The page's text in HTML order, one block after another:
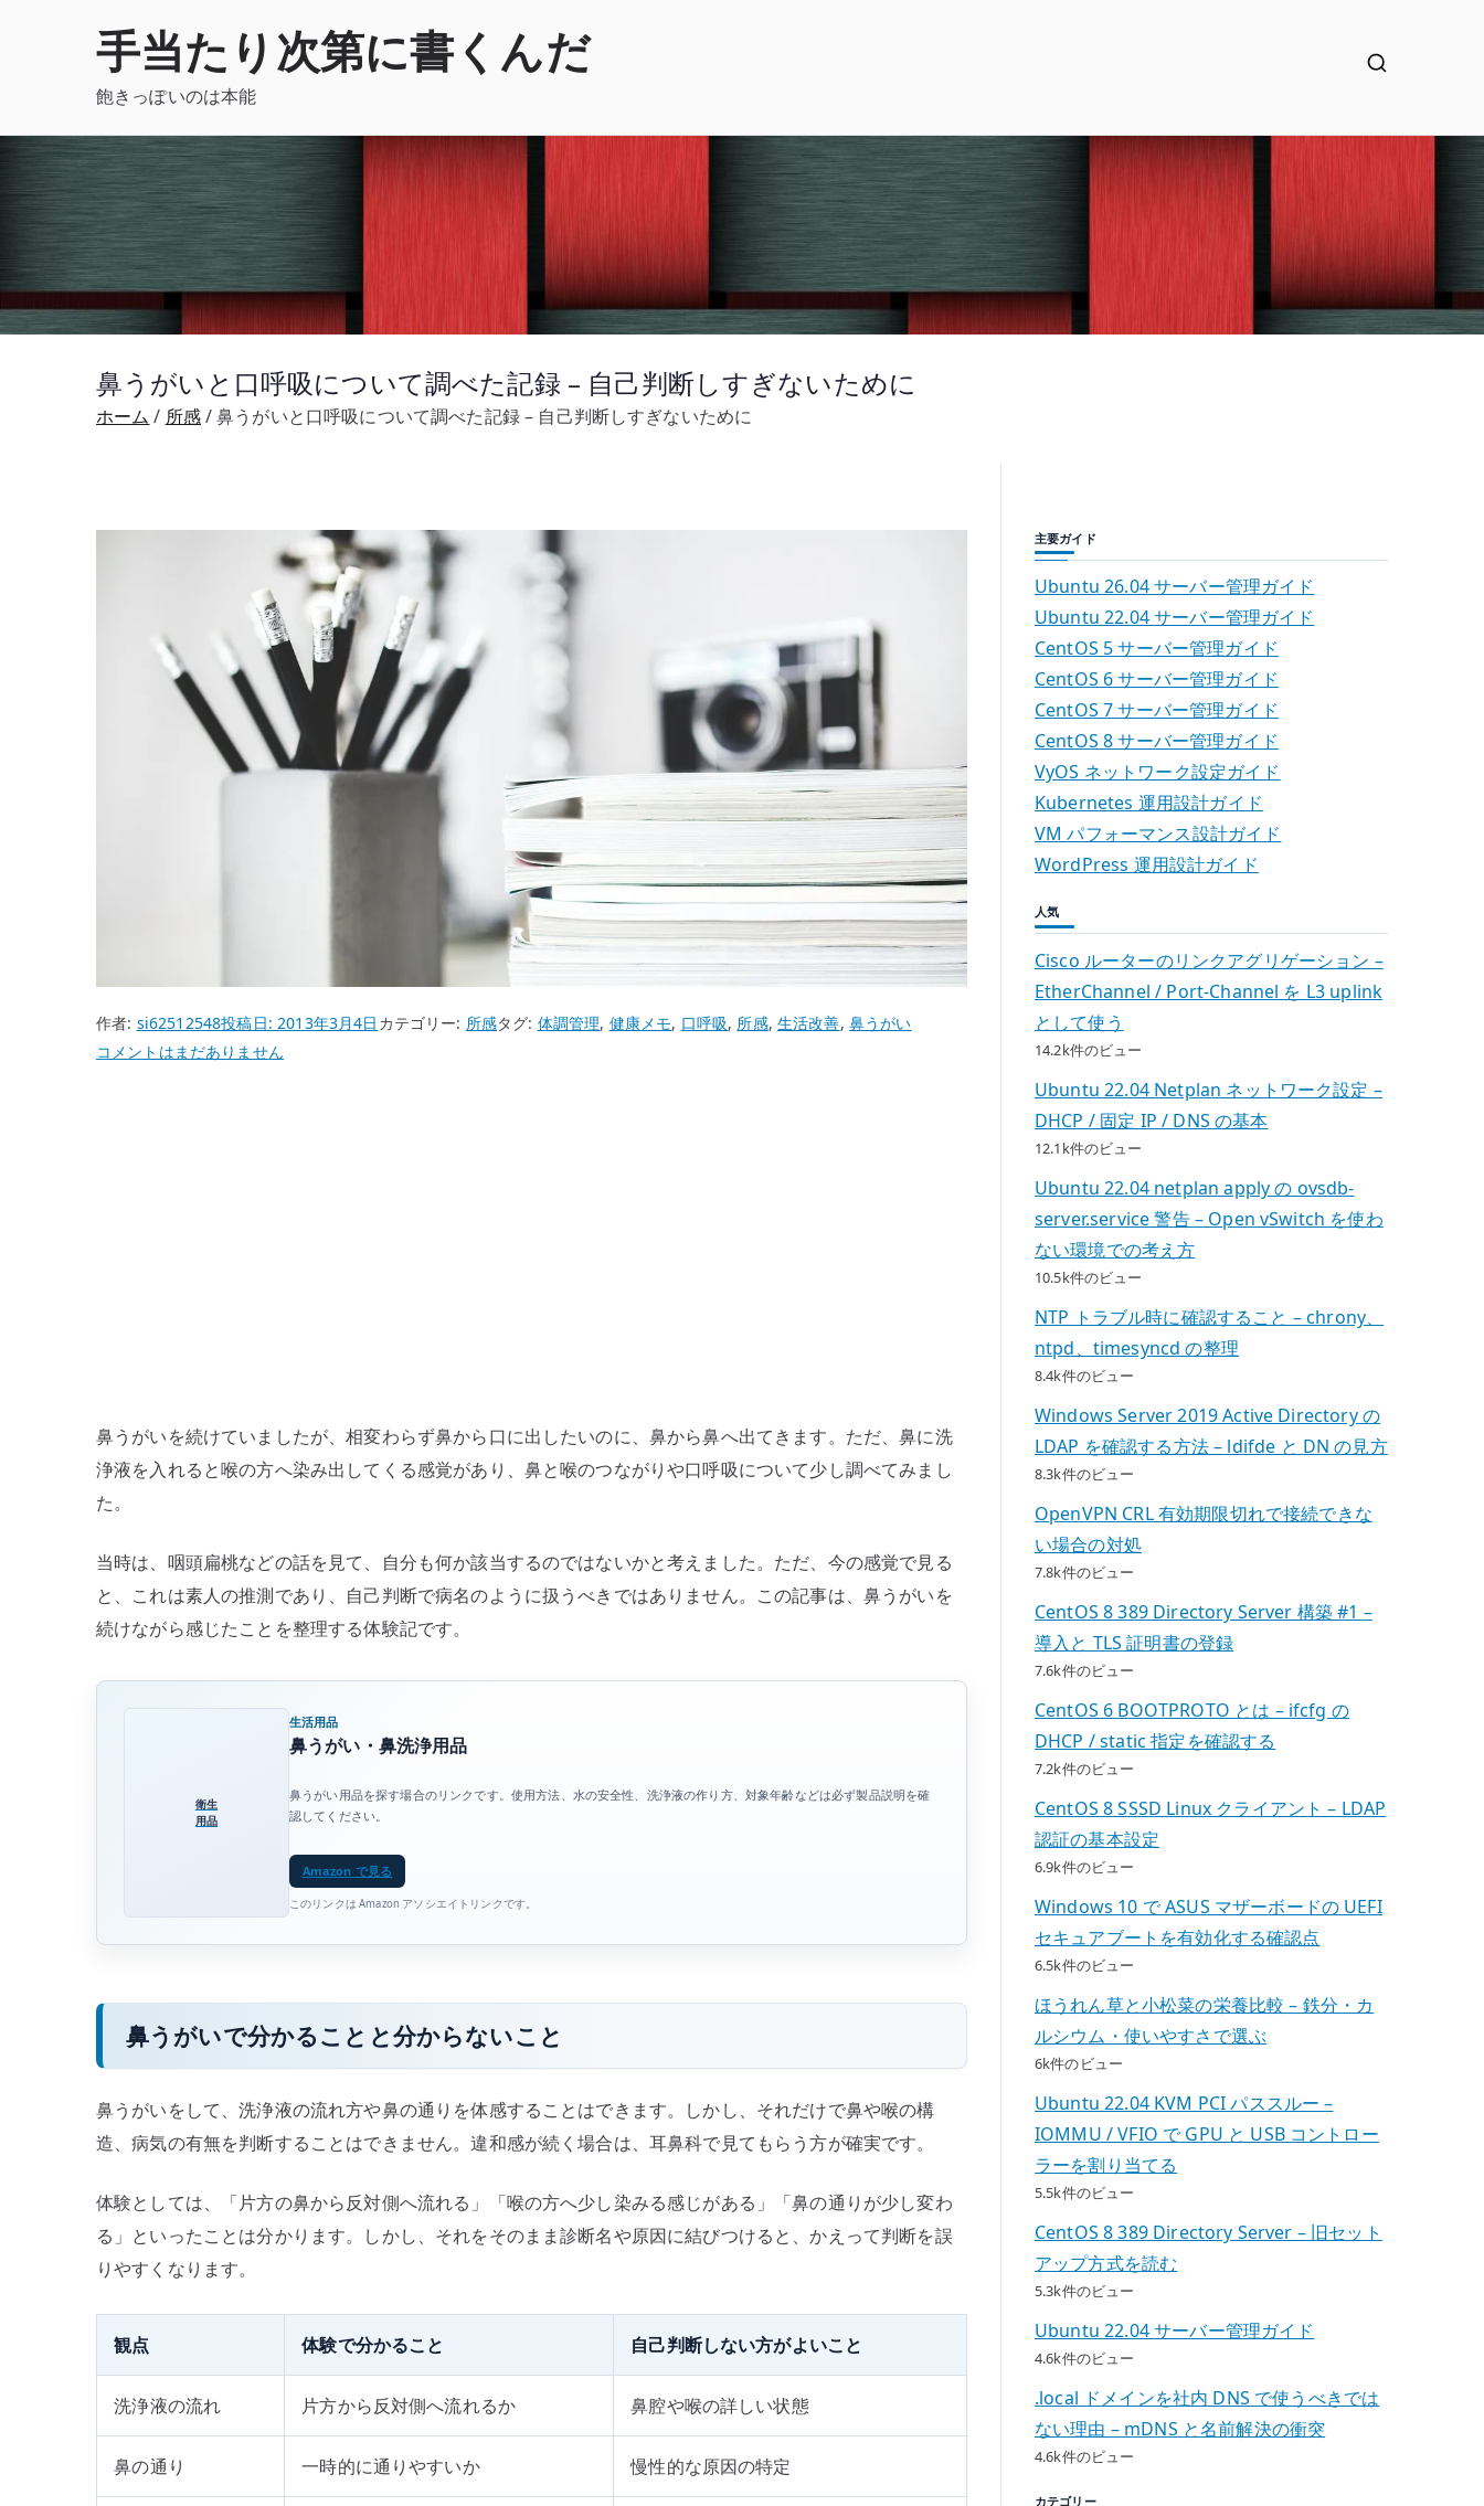
手当たり次第に書くんだ
飽きっぽいのは本能
鼻うがいと口呼吸について調べた記録 – 自己判断しすぎないために
ホーム 所感 鼻うがいと口呼吸について調べた記録 – 自己判断しすぎないために
作者: si62512548投稿日:2013年3月4日 カテゴリー: 所感タグ: 体調管理, 健康メモ, 口呼吸, 所感,生活改善, 鼻うがい
鼻
べ
た
記
録
自
己
判
し
の
コメントはまだありません
鼻うがいを続けていましたが、相変わらず鼻から口に出したいのに、鼻から鼻へ出てきます。ただ、鼻に洗
浄液を入れると喉の方へ染み出してくる感覚があり、鼻と喉のつながりや口呼吸について少し調べてみまし
た。
当時は、咽頭扁桃などの話を見て、自分も何か該当するのではないかと考えました。ただ、今の感覚で見る
と、これは素人の推測であり、自己判断で病名のように扱うべきではありません。この記事は、鼻うがいを
続けながら感じたことを整理する体験記です。
衛生
用品
生活用品
鼻うがい・鼻洗浄用品
鼻うがい用品を探す場合のリンクです。使用方法、水の安全性、洗浄液の作り方、対象年齢などは必ず製品説明を確
認してください。
Amazon で見る
このリンクは Amazon アソシエイトリンクです。
鼻うがいで分かることと分からないこと
鼻うがいをして、洗浄液の流れ方や鼻の通りを体感することはできます。しかし、それだけで鼻や喉の構
造、病気の有無を判断することはできません。違和感が続く場合は、耳鼻科で見てもらう方が確実です。
体験としては、「片方の鼻から反対側へ流れる」「喉の方へ少し染みる感じがある」「鼻の通りが少し変わ
る」といったことは分かります。しかし、それをそのまま診断名や原因に結びつけると、かえって判断を誤
りやすくなります。
観点 体験で分かること 自己判断しない方がよいこと
洗浄液の流れ 片方から反対側へ流れるか 鼻腔や喉の詳しい状態
鼻の通り 一時的に通りやすいか 慢性的な原因の特定
主要ガイド
Ubuntu 26.04 サーバー管理ガイド
Ubuntu 22.04 サーバー管理ガイド
CentOS 5 サーバー管理ガイド
CentOS 6 サーバー管理ガイド
CentOS 7 サーバー管理ガイド
CentOS 8 サーバー管理ガイド
VyOS ネットワーク設定ガイド
Kubernetes 運用設計ガイド
VM パフォーマンス設計ガイド
WordPress 運用設計ガイド
人気
Cisco ルーターのリンクアグリゲーション –
EtherChannel / Port-Channel を L3 uplink
として使う
14.2k件のビュー
Ubuntu 22.04 Netplan ネットワーク設定 –
DHCP / 固定 IP / DNS の基本
12.1k件のビュー
Ubuntu 22.04 netplan apply の ovsdb-
server.service 警告 – Open vSwitch を使わ
ない環境での考え方
10.5k件のビュー
NTP トラブル時に確認すること – chrony、
ntpd、timesyncd の整理
8.4k件のビュー
Windows Server 2019 Active Directory の
LDAP を確認する方法 – ldifde と DN の見方
8.3k件のビュー
OpenVPN CRL 有効期限切れで接続できな
い場合の対処
7.8k件のビュー
CentOS 8 389 Directory Server 構築 #1 –
導入と TLS 証明書の登録
7.6k件のビュー
CentOS 6 BOOTPROTO とは – ifcfg の
DHCP / static 指定を確認する
7.2k件のビュー
CentOS 8 SSSD Linux クライアント – LDAP
認証の基本設定
6.9k件のビュー
Windows 10 で ASUS マザーボードの UEFI
セキュアブートを有効化する確認点
6.5k件のビュー
ほうれん草と小松菜の栄養比較 – 鉄分・カ
ルシウム・使いやすさで選ぶ
6k件のビュー
Ubuntu 22.04 KVM PCI パススルー –
IOMMU / VFIO で GPU と USB コントロー
ラーを割り当てる
5.5k件のビュー
CentOS 8 389 Directory Server – 旧セット
アップ方式を読む
5.3k件のビュー
Ubuntu 22.04 サーバー管理ガイド
4.6k件のビュー
.local ドメインを社内 DNS で使うべきでは
ない理由 – mDNS と名前解決の衝突
4.6k件のビュー
カテゴリー